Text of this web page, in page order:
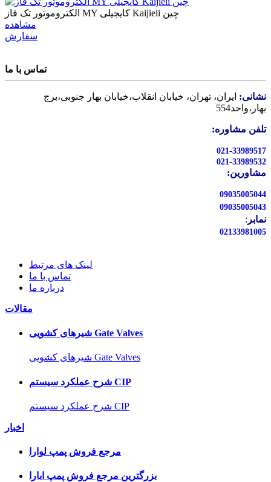
الکتروموتور تک فاز MY کایجیلی Kaijieli چین
مشاهده
سفارش
تماس با ما
نشانی: ایران، تهران، خیابان انقلاب،خیابان بهار جنوبی،برج
بهار،واحد554
تلفن مشاوره:
021-33989517
021-33989532
مشاورین:
09035005044
09035005043
نمابر :
02133981005
لینک های مرتبط
تماس با ما
درباره ما
مقالات
شیرهای کشویی Gate Valves
شیرهای کشویی Gate Valves
شرح عملکرد سیستم CIP
شرح عملکرد سیستم CIP
اخبار
مرجع فروش پمپ لوارا
بزرگترین مرجع فروش پمپ ابارا